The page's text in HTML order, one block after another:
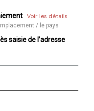
Voir les détails
/ le pays
saisie de l’adresse